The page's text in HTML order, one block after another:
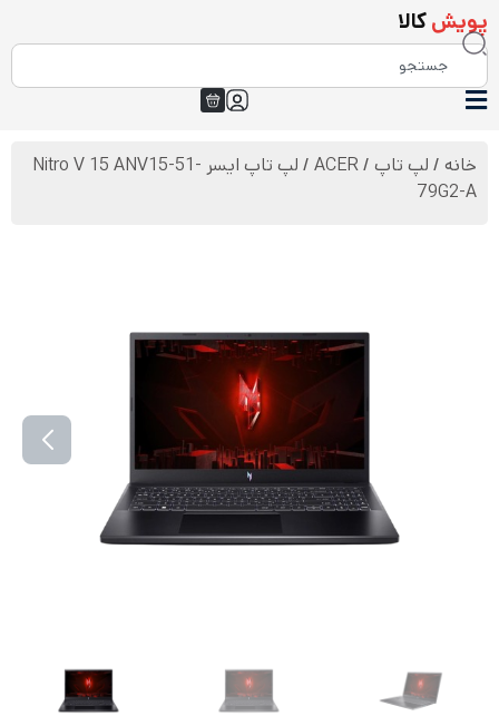
پویشکالا
خانه / لپ تاپ /
ACER
/ لپ تاپ ایسر Nitro V 15 ANV15-51-
79G2-A